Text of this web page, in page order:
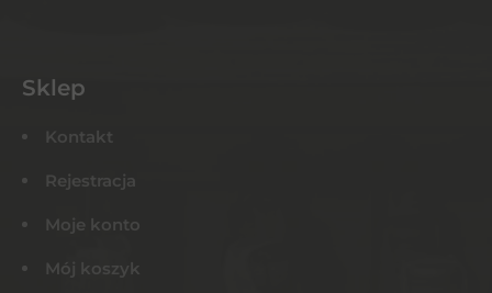
Sklep
Kontakt
Rejestracja
Moje konto
Mój koszyk